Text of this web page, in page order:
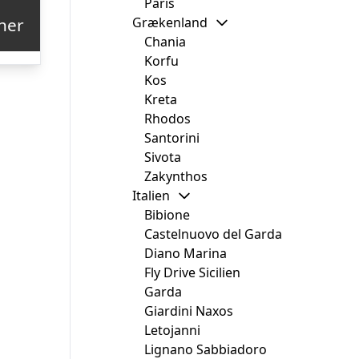
Grækenland
Chania
Korfu
Kos
Kreta
Rhodos
Santorini
Sivota
Zakynthos
Italien
Bibione
Castelnuovo del Garda
Diano Marina
Fly Drive Sicilien
Garda
Giardini Naxos
Letojanni
Lignano Sabbiadoro